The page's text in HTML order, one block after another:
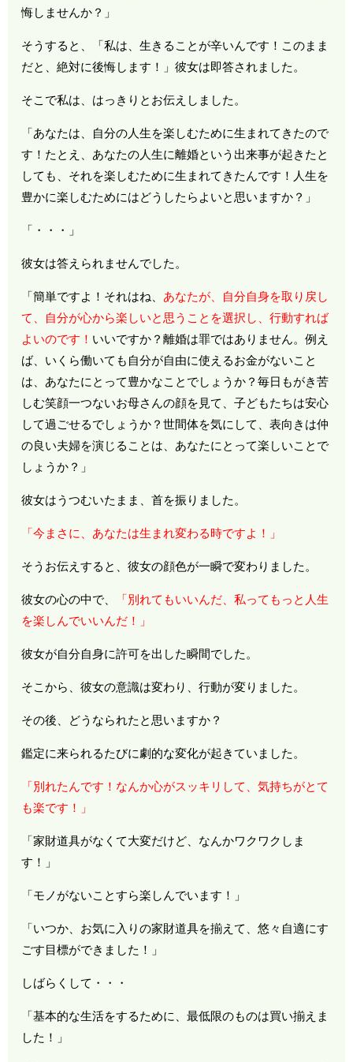
悔しませんか？」
そうすると、「私は、生きることが辛いんです！このまま
だと、絶対に後悔します！」彼女は即答されました。
そこで私は、はっきりとお伝えしました。
「あなたは、自分の人生を楽しむために生まれてきたので
す！たとえ、あなたの人生に離婚という出来事が起きたと
しても、それを楽しむために生まれてきたんです！人生を
豊かに楽しむためにはどうしたらよいと思いますか？」
「・・・」
彼女は答えられませんでした。
「簡単ですよ！それはね、 あなたが、自分自身を取り戻し
て、自分が心から楽しいと思うことを選択し、行動すれば
よいのです！ いいですか？離婚は罪ではありません。例え
ば、いくら働いても自分が自由に使えるお金がないこと
は、あなたにとって豊かなことでしょうか？毎日もがき苦
しむ笑顔一つないお母さんの顔を見て、子どもたちは安心
して過ごせるでしょうか？世間体を気にして、表向きは仲
の良い夫婦を演じることは、あなたにとって楽しいことで
しょうか？」
彼女はうつむいたまま、首を振りました。
「今まさに、あなたは生まれ変わる時ですよ！」
そうお伝えすると、彼女の顔色が一瞬で変わりました。
彼女の心の中で、
「別れてもいいんだ、私ってもっと人生
を楽しんでいいんだ！」
彼女が自分自身に許可を出した瞬間でした。
そこから、彼女の意識は変わり、行動が変りました。
その後、どうなられたと思いますか？
鑑定に来られるたびに劇的な変化が起きていました。
「別れたんです！なんか心がスッキリして、気持ちがとて
も楽です！」
「家財道具がなくて大変だけど、なんかワクワクしま
す！」
「モノがないことすら楽しんでいます！」
「いつか、お気に入りの家財道具を揃えて、悠々自適にす
ごす目標ができました！」
しばらくして・・・
「基本的な生活をするために、最低限のものは買い揃えま
した！」